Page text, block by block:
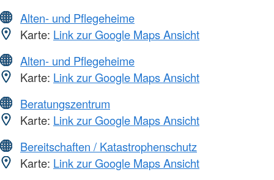
Alten- und Pflegeheime
Karte: Link zur Google Maps Ansicht
Alten- und Pflegeheime
Karte: Link zur Google Maps Ansicht
Beratungszentrum
Karte: Link zur Google Maps Ansicht
Bereitschaften / Katastrophenschutz
Karte: Link zur Google Maps Ansicht